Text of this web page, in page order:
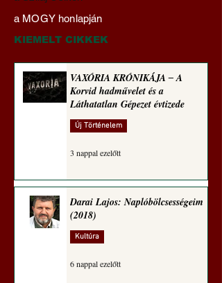
Naplóbölcsességeim
(2024)
a MOGY honlapján
KIEMELT CIKKEK
VAXÓRIA KRÓNIKÁJA ‒ A
Korvid hadművelet és a
Láthatatlan Gépezet évtizede
Új Történelem
3 nappal ezelőtt
Darai Lajos: Naplóbölcsességeim
(2018)
Kultúra
6 nappal ezelőtt